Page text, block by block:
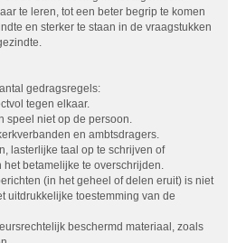
te leren, tot een beter begrip te komen
en sterker te staan in de vraagstukken
gedragsregels:
tegen elkaar.
speel niet op de persoon.
en ambtsdragers.
lasterlijke taal op te schrijven of
betamelijke te overschrijden.
(in het geheel of delen eruit) is niet
uitdrukkelijke toestemming van de
beschermd materiaal, zoals